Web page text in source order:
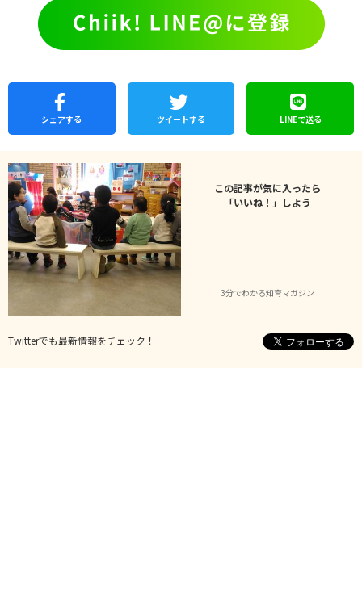
シェアする ツイートする LINEで送る
この記事が気に入ったら
「いいね！」しよう
3分でわかる知育マガジン
Twitterでも最新情報をチェック！